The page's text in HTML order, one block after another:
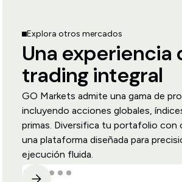
Explora otros mercados
Una experiencia
trading integral
GO Markets admite una gama de
incluyendo acciones globales,
primas. Diversifica tu portafolio con
una plataforma diseñada para
ejecución fluida.